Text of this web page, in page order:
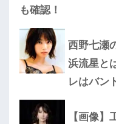
も確認！
西野七瀬
浜流星と
レはバン
【画像